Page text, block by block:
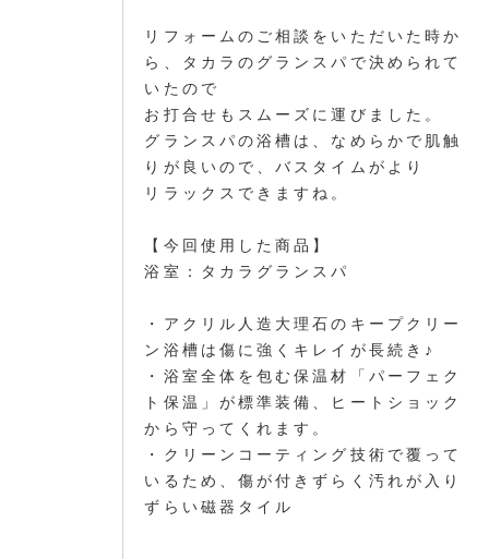
リフォームのご相談をいただいた時か
ら、タカラのグランスパで決められて
いたので
お打合せもスムーズに運びました。
グランスパの浴槽は、なめらかで肌触
りが良いので、バスタイムがより
リラックスできますね。
【今回使用した商品】
浴室：タカラグランスパ
・アクリル人造大理石のキープクリー
ン浴槽は傷に強くキレイが長続き♪
・浴室全体を包む保温材「パーフェク
ト保温」が標準装備、ヒートショック
から守ってくれます。
・クリーンコーティング技術で覆って
いるため、傷が付きずらく汚れが入り
ずらい磁器タイル